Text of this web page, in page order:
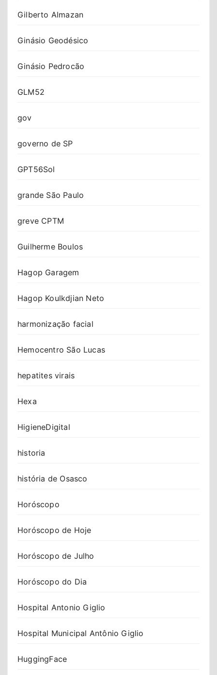
Gilberto Almazan
Ginásio Geodésico
Ginásio Pedrocão
GLM52
gov
governo de SP
GPT56Sol
grande São Paulo
greve CPTM
Guilherme Boulos
Hagop Garagem
Hagop Koulkdjian Neto
harmonização facial
Hemocentro São Lucas
hepatites virais
Hexa
HigieneDigital
historia
história de Osasco
Horóscopo
Horóscopo de Hoje
Horóscopo de Julho
Horóscopo do Dia
Hospital Antonio Giglio
Hospital Municipal Antônio Giglio
HuggingFace